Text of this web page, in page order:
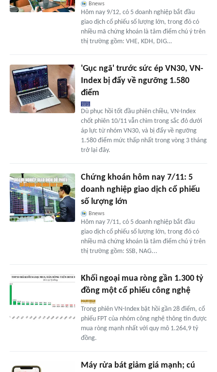
Bnews
Hôm nay 9/12, có 5 doanh nghiệp bắt đầu
giao dịch cổ phiếu số lượng lớn, trong đó có
nhiều mã chứng khoán là tâm điểm chú ý trên
thị trường gồm: VHE, KDH, DIG…
'Gục ngã' trước sức ép VN30, VN-
Index bị đẩy về ngưỡng 1.580
điểm
Dù phục hồi tốt đầu phiên chiều, VN-Index
chốt phiên 10/11 vẫn chìm trong sắc đỏ dưới
áp lực từ nhóm VN30, và bị đẩy về ngưỡng
1.580 điểm mức thấp nhất trong vòng 3 tháng
trở lại đây.
Chứng khoán hôm nay 7/11: 5
doanh nghiệp giao dịch cổ phiếu
số lượng lớn
Bnews
Hôm nay 7/11, có 5 doanh nghiệp bắt đầu
giao dịch cổ phiếu số lượng lớn, trong đó có
nhiều mã chứng khoán là tâm điểm chú ý trên
thị trường gồm: SSB, NAG...
Khối ngoại mua ròng gần 1.300 tỷ
đồng một cổ phiếu công nghệ
Trong phiên VN-Index bật hồi gần 28 điểm, cổ
phiếu FPT của nhóm công nghệ thông tin được
mua ròng mạnh nhất với quy mô 1.264,9 tỷ
đồng.
Máy rửa bát giảm giá mạnh; cú